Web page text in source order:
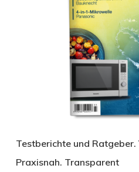
Testberichte und
Praxisnah. Transparent